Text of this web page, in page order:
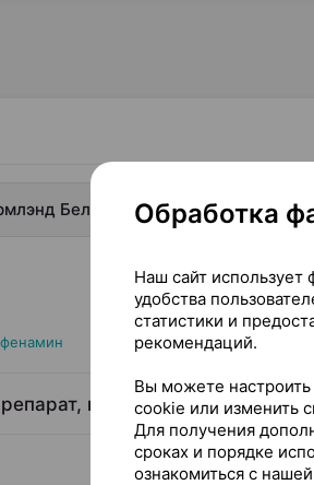
Беларусь
и для чего его
Обработка
Наш сайт
удобства
статистики и
рекомендаций.
Вы можете
cookie или изменить
Для получения
сроках и порядке
ознакомиться с нашей